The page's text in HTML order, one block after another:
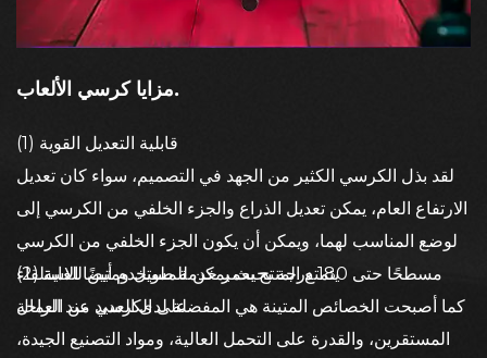
مزايا كرسي الألعاب.
(1) قابلية التعديل القوية
لقد بذل الكرسي الكثير من الجهد في التصميم، سواء كان تعديل
الارتفاع العام، يمكن تعديل الذراع والجزء الخلفي من الكرسي إلى
الوضع المناسب لهما، ويمكن أن يكون الجزء الخلفي من الكرسي
مسطحًا حتى 180 درجة بحيث يمكن للمستخدم أيضًا الاستلقاء
على الكرسي عند الراحة.
(2) يتمتع المنتج بعمر خدمة طويل ومتين للغاية
كما أصبحت الخصائص المتينة هي المفضلة لدى العديد من العمال
المستقرين، والقدرة على التحمل العالية، ومواد التصنيع الجيدة،